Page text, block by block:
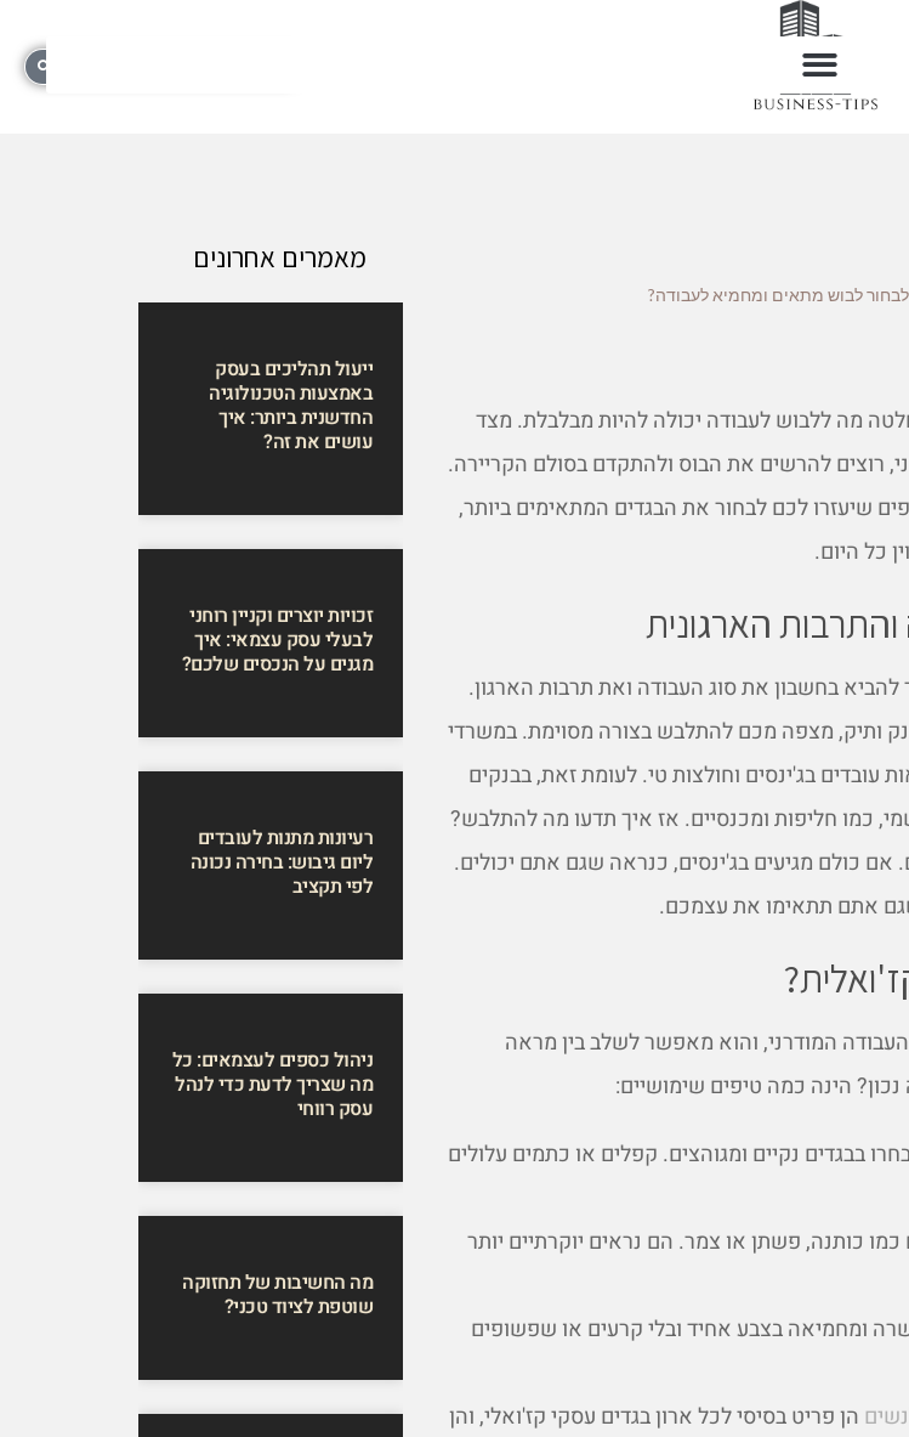
לבחור לבוש מתאים ומחמיא לעבודה?
מה ללבוש לעבודה יכולה להיות מבלבלת. מצד
רוצים להרשים את הבוס ולהתקדם בסולם הקריירה.
שיעזרו לכם לבחור את הבגדים המתאימים ביותר,
כל היום.
הארגונית
בחשבון את סוג העבודה ואת תרבות הארגון.
ותיק, מצפה מכם להתלבש בצורה מסוימת. במשרדי
עובדים בג'ינסים וחולצות טי. לעומת זאת, בבנקים
כמו חליפות ומכנסיים. אז איך תדעו מה להתלבש?
כולם מגיעים בג'ינסים, כנראה שגם אתם יכולים.
אתם תתאימו את עצמכם.
המודרני, והוא מאפשר לשלב בין מראה
הינה כמה טיפים שימושיים:
בבגדים נקיים ומגוהצים. קפלים או כתמים עלולים
כמו כותנה, פשתן או צמר. הם נראים יוקרתיים יותר
ומחמיאה בצבע אחיד ובלי קרעים או שפשופים
הן פריט בסיסי לכל ארון בגדים עסקי קז'ואלי, והן
מאמרים אחרונים
ייעול תהליכים בעסק
באמצעות הטכנולוגיה
החדשנית ביותר: איך
עושים את זה?
זכויות יוצרים וקניין רוחני
לבעלי עסק עצמאי: איך
מגנים על הנכסים שלכם?
רעיונות מתנות לעובדים
ליום גיבוש: בחירה נכונה
לפי תקציב
ניהול כספים לעצמאים: כל
מה שצריך לדעת כדי לנהל
עסק רווחי
מה החשיבות של תחזוקה
שוטפת לציוד טכני?